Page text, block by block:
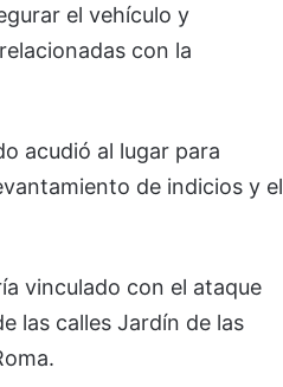
el vehículo y
con la
acudió al lugar para
de indicios y el
vinculado con el ataque
las calles Jardín de las